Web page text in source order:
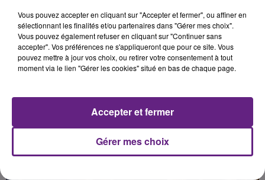
derrière Poitiers. Elle se classe
129ème dans sa spécialité au
niveau mondial, en particulier
grâce à sa proportion élevée
Publié : 14 janvier 2017 à 8h05 par 45
Vous pouvez accepter en cliquant sur "Accepter et fermer", ou affiner en
sélectionnant les finalités et/ou partenaires dans "Gérer mes choix".
Vous pouvez également refuser en cliquant sur "Continuer sans
accepter". Vos préférences ne s'appliqueront que pour ce site. Vous
pouvez mettre à jour vos choix, ou retirer votre consentement à tout
moment via le lien "Gérer les cookies" situé en bas de chaque page.
Gérer mes choix
Accepter et fermer